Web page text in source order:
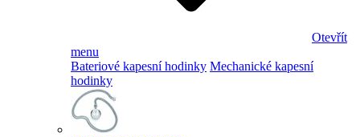
Otevřít
menu
Bateriové kapesní hodinky Mechanické kapesní
hodinky